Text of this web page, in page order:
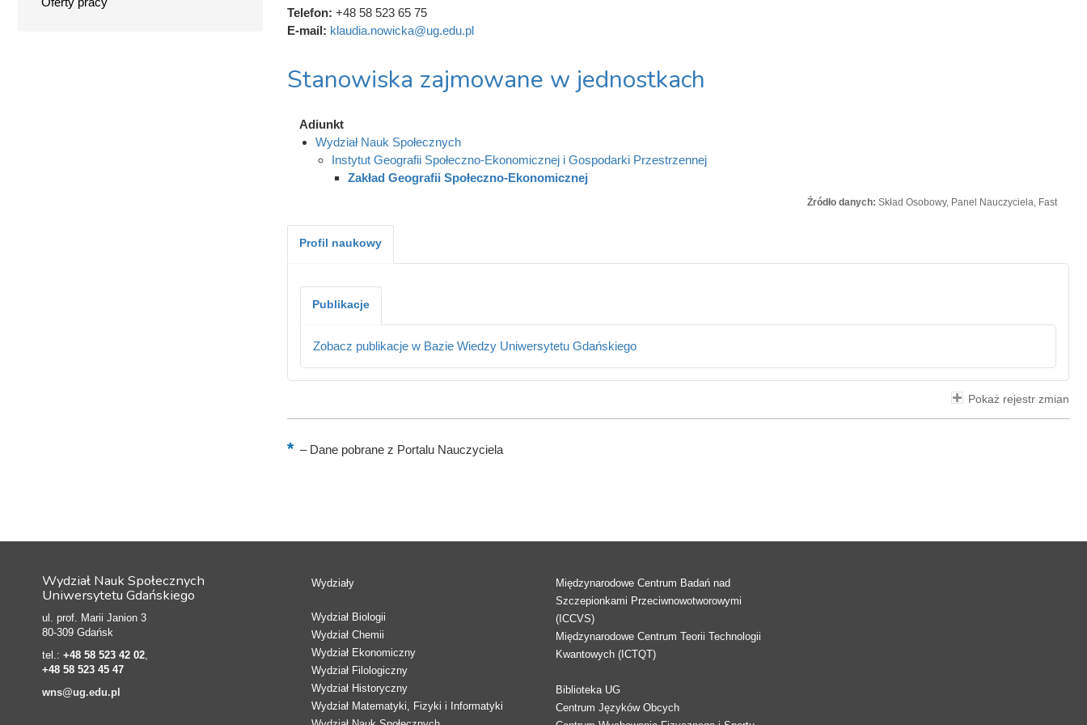
Telefon: +48 58 523 65 75
E-mail: klaudia.nowicka@ug.edu.pl
Stanowiska zajmowane w jednostkach
Adiunkt
Wydział Nauk Społecznych
Instytut Geografii Społeczno-Ekonomicznej i Gospodarki Przestrzennej
Zakład Geografii Społeczno-Ekonomicznej
Źródło danych: Skład Osobowy, Panel Nauczyciela, Fast
Profil naukowy
Publikacje
Zobacz publikacje w Bazie Wiedzy Uniwersytetu Gdańskiego
Pokaż rejestr zmian
–Dane pobrane z Portalu Nauczyciela
Wydział Nauk Społecznych
Uniwersytetu Gdańskiego
ul. prof. Marii Janion 3
80-309 Gdańsk
tel.: +48 58 523 42 02,
+48 58 523 45 47
wns@ug.edu.pl
Wydziały
Wydział Biologii
Wydział Chemii
Wydział Ekonomiczny
Wydział Filologiczny
Wydział Historyczny
Wydział Matematyki, Fizyki i Informatyki
Międzynarodowe Centrum Badań nad
Szczepionkami Przeciwnowotworowymi
(ICCVS)
Międzynarodowe Centrum Teorii Technologii
Kwantowych (ICTQT)
Biblioteka UG
Centrum Języków Obcych